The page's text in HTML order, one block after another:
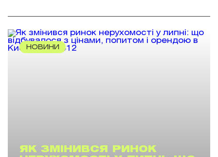
НОВИНИ
ЯК ЗМІНИВСЯ РИНОК